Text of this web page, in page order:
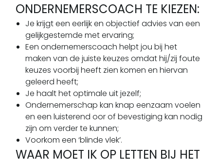
ONDERNEMERSCOACH TE KIEZEN:
Je krijgt een eerlijk en objectief advies van een
gelijkgestemde met ervaring;
Een ondernemerscoach helpt jou bij het
maken van de juiste keuzes omdat hij/zij foute
keuzes voorbij heeft zien komen en hiervan
geleerd heeft;
Je haalt het optimale uit jezelf;
Ondernemerschap kan knap eenzaam voelen
en een luisterend oor of bevestiging kan nodig
zijn om verder te kunnen;
Voorkom een ‘blinde vlek’.
WAAR MOET IK OP LETTEN BIJ HET